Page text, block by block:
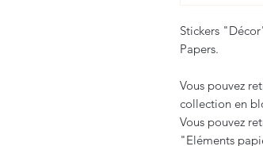
Stickers
Papers.
Vous pouvez
collection en
Vous pouvez
"Eléments